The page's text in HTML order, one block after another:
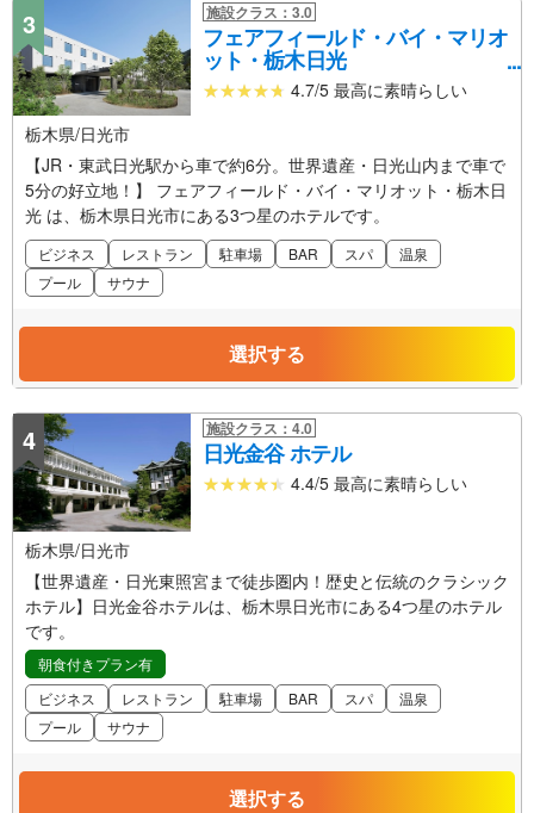
3 施設クラス：3.0
フェアフィールド・バイ・マリオ
ット・栃木日光
4.7/5 最高に素晴らしい
栃木県/日光市
【JR・東武日光駅から車で約6分。世界遺産・日光山内まで車で
5分の好立地！】 フェアフィールド・バイ・マリオット・栃木日
光 は、栃木県日光市にある3つ星のホテルです。
ビジネス レストラン 駐車場 BAR スパ
温泉
プール
サウナ
選択する
4 施設クラス：4.0
日光金谷 ホテル
4.4/5 最高に素晴らしい
栃木県/日光市
【世界遺産・日光東照宮まで徒歩圏内！歴史と伝統のクラシック
ホテル】日光金谷ホテルは、栃木県日光市にある4つ星のホテル
です。
朝食付きプラン有
ビジネス
レストラン 駐車場 BAR スパ
温泉
プール
サウナ
選択する